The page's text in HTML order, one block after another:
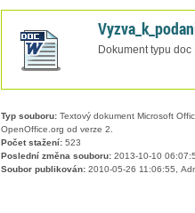
Dokument typu doc
Typ souboru:Textový dokument Microsoft
OpenOffice.org od verze 2.
Počet stažení:523
Poslední změna souboru:2013-10-10
Soubor publikován:2010-05-26 11:06:55,